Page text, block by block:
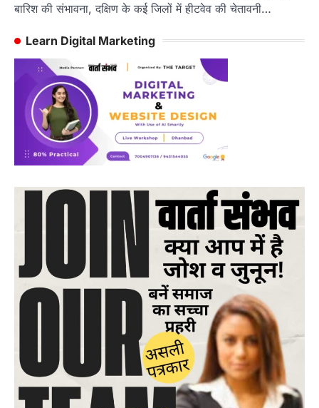
बारिश की संभावना, दक्षिण के कई जिलों में हीटवेव की चेतावनी…
Learn Digital Marketing